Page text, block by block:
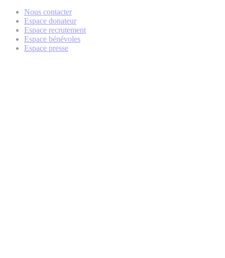
Nous contacter
Espace donateur
Espace recrutement
Espace bénévoles
Espace presse